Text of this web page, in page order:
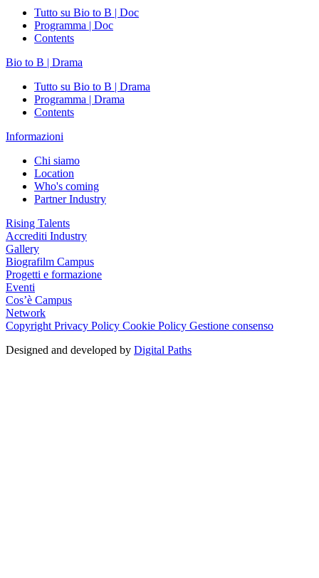
Tutto su Bio to B | Doc
Programma | Doc
Contents
Bio to B | Drama
Tutto su Bio to B | Drama
Programma | Drama
Contents
Informazioni
Chi siamo
Location
Who's coming
Partner Industry
Rising Talents
Accrediti Industry
Gallery
Biografilm Campus
Progetti e formazione
Eventi
Cos’è Campus
Network
Copyright Privacy Policy Cookie Policy Gestione consenso
Designed and developed by Digital Paths